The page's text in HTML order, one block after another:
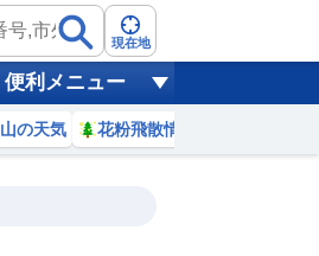
現在地
便利メニュー
山の天気 花粉飛散情報